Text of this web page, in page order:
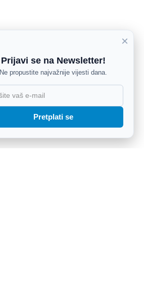
×
Prijavi se na Newsletter!
Ne propustite najvažnije vijesti dana.
Pretplati se